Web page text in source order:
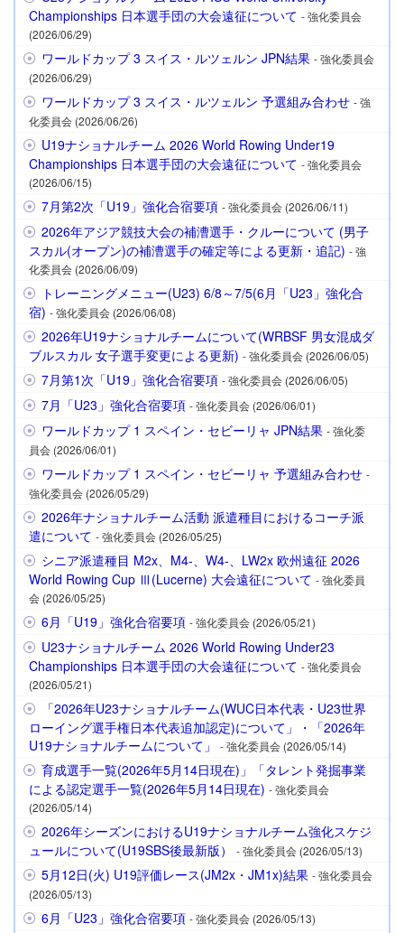
Championships 日本選手団の大会遠征について - 強化委員会
(2026/06/29)
ワールドカップ 3 スイス・ルツェルン JPN結果 - 強化委員会
(2026/06/29)
ワールドカップ 3 スイス・ルツェルン 予選組み合わせ - 強
化委員会 (2026/06/26)
U19ナショナルチーム 2026 World Rowing Under19
Championships 日本選手団の大会遠征について - 強化委員会
(2026/06/15)
7月第2次「U19」強化合宿要項 - 強化委員会 (2026/06/11)
2026年アジア競技大会の補漕選手・クルーについて (男子
スカル(オープン)の補漕選手の確定等による更新・追記) - 強
化委員会 (2026/06/09)
トレーニングメニュー(U23) 6/8～7/5(6月「U23」強化合
宿) - 強化委員会 (2026/06/08)
2026年U19ナショナルチームについて(WRBSF 男女混成ダ
ブルスカル 女子選手変更による更新) - 強化委員会 (2026/06/05)
7月第1次「U19」強化合宿要項 - 強化委員会 (2026/06/05)
7月「U23」強化合宿要項 - 強化委員会 (2026/06/01)
ワールドカップ 1 スペイン・セビーリャ JPN結果 - 強化委
員会 (2026/06/01)
ワールドカップ 1 スペイン・セビーリャ 予選組み合わせ -
強化委員会 (2026/05/29)
2026年ナショナルチーム活動 派遣種目におけるコーチ派
遣について - 強化委員会 (2026/05/25)
シニア派遣種目 M2x、M4-、W4-、LW2x 欧州遠征 2026
World Rowing Cup Ⅲ(Lucerne) 大会遠征について - 強化委員
会 (2026/05/25)
6月「U19」強化合宿要項 - 強化委員会 (2026/05/21)
U23ナショナルチーム 2026 World Rowing Under23
Championships 日本選手団の大会遠征について - 強化委員会
(2026/05/21)
「2026年U23ナショナルチーム(WUC日本代表・U23世界
ローイング選手権日本代表追加認定)について」・「2026年
U19ナショナルチームについて」
- 強化委員会 (2026/05/14)
育成選手一覧(2026年5月14日現在)」「タレント発掘事業
による認定選手一覧(2026年5月14日現在) - 強化委員会
(2026/05/14)
2026年シーズンにおけるU19ナショナルチーム強化スケジ
ュールについて(U19SBS後最新版）
- 強化委員会 (2026/05/13)
5月12日(火) U19評価レース(JM2x・JM1x)結果 - 強化委員会
(2026/05/13)
6月「U23」強化合宿要項 - 強化委員会 (2026/05/13)